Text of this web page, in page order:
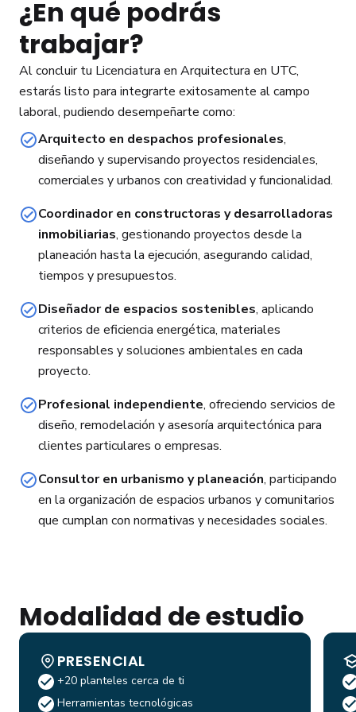
¿En qué podrás
trabajar?
Al concluir tu Licenciatura en Arquitectura en UTC,
estarás listo para integrarte exitosamente al campo
laboral, pudiendo desempeñarte como:
Arquitecto en despachos profesionales,
diseñando y supervisando proyectos residenciales,
comerciales y urbanos con creatividad y funcionalidad.
Coordinador en constructoras y desarrolladoras
inmobiliarias, gestionando proyectos desde la
planeación hasta la ejecución, asegurando calidad,
tiempos y presupuestos.
Diseñador de espacios sostenibles, aplicando
criterios de eficiencia energética, materiales
responsables y soluciones ambientales en cada
proyecto.
Profesional independiente, ofreciendo servicios de
diseño, remodelación y asesoría arquitectónica para
clientes particulares o empresas.
Consultor en urbanismo y planeación, participando
en la organización de espacios urbanos y comunitarios
que cumplan con normativas y necesidades sociales.
Modalidad de estudio
PRESENCIAL
+20 planteles cerca de ti
Herramientas tecnológicas